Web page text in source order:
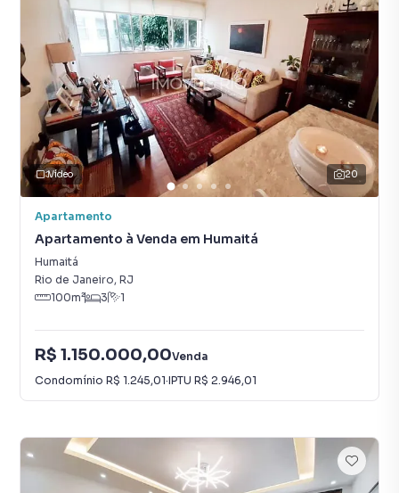
20
Vídeo
Apartamento
Apartamento à Venda em Humaitá
Humaitá
Rio de Janeiro, RJ
100m² 3 1
R$ 1.150.000,00Venda
Condomínio R$ 1.245,01·IPTU R$ 2.946,01